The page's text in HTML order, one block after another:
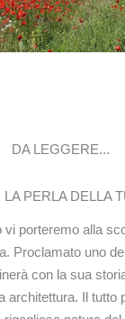
DA LEGGERE...
LA PERLA DELLA
vi porteremo alla
Proclamato uno
con la sua
architettura. Il tutto